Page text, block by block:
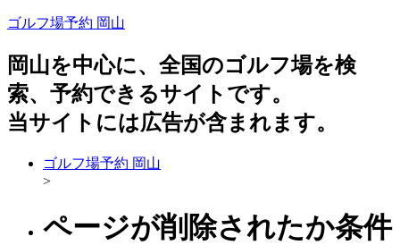
ゴルフ場予約 岡山
岡山を中心に、全国のゴルフ場を検
索、予約できるサイトです。
当サイトには広告が含まれます。
ゴルフ場予約 岡山
>
ページが削除されたか条件